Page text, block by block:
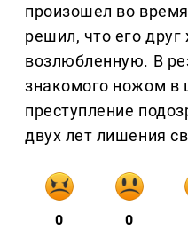
произошел во
решил, что его друг
возлюбленную. В
знакомого ножом
преступление
двух лет лишения
0 0